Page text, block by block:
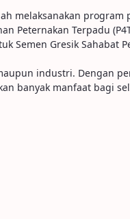
melaksanakan program
Peternakan Terpadu
Gresik Sahabat
industri. Dengan
banyak manfaat bagi